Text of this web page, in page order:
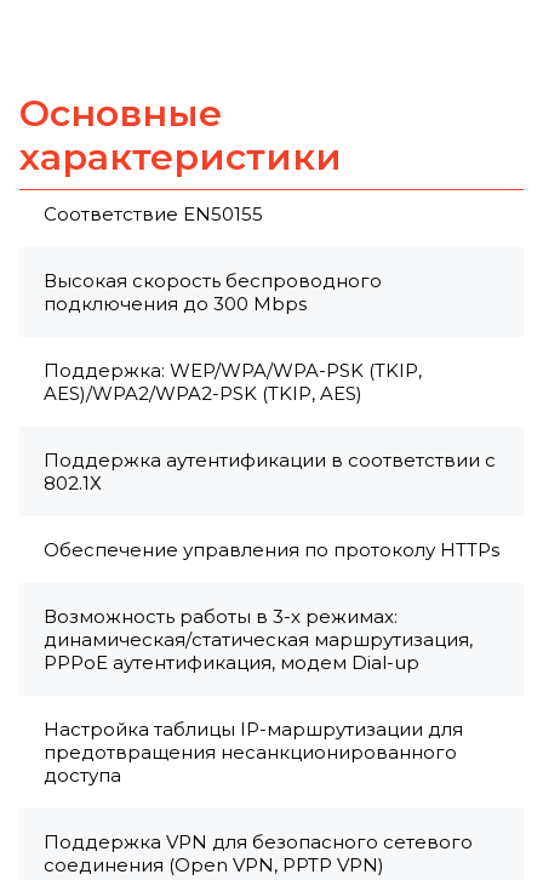
Основные
характеристики
Соответствие EN50155
Высокая скорость беспроводного
подключения до 300 Mbps
Поддержка: WEP/WPA/WPA-PSK (TKIP,
AES)/WPA2/WPA2-PSK (TKIP, AES)
Поддержка аутентификации в соответствии с
802.1Х
Обеспечение управления по протоколу HTTPs
Возможность работы в 3-х режимах:
динамическая/статическая маршрутизация,
PPPoE аутентификация, модем Dial-up
Настройка таблицы IP-маршрутизации для
предотвращения несанкционированного
доступа
Поддержка VPN для безопасного сетевого
соединения (Open VPN, PPTP VPN)